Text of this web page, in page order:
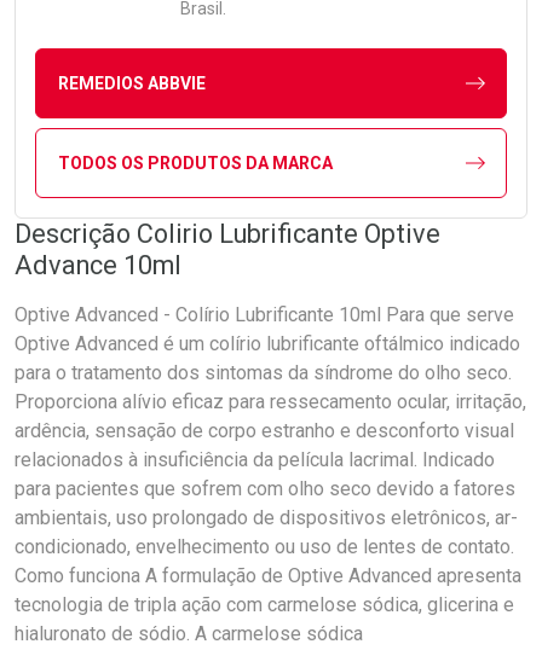
Brasil.
REMEDIOS ABBVIE
TODOS OS PRODUTOS DA MARCA
Descrição Colirio Lubrificante Optive
Advance 10ml
Optive Advanced - Colírio Lubrificante 10ml Para que serve
Optive Advanced é um colírio lubrificante oftálmico indicado
para o tratamento dos sintomas da síndrome do olho seco.
Proporciona alívio eficaz para ressecamento ocular, irritação,
ardência, sensação de corpo estranho e desconforto visual
relacionados à insuficiência da película lacrimal. Indicado
para pacientes que sofrem com olho seco devido a fatores
ambientais, uso prolongado de dispositivos eletrônicos, ar-
condicionado, envelhecimento ou uso de lentes de contato.
Como funciona A formulação de Optive Advanced apresenta
tecnologia de tripla ação com carmelose sódica, glicerina e
hialuronato de sódio. A carmelose sódica